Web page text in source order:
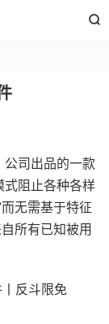

司出品的一款
式阻止各种各样
无需基于特征
所有已知被用